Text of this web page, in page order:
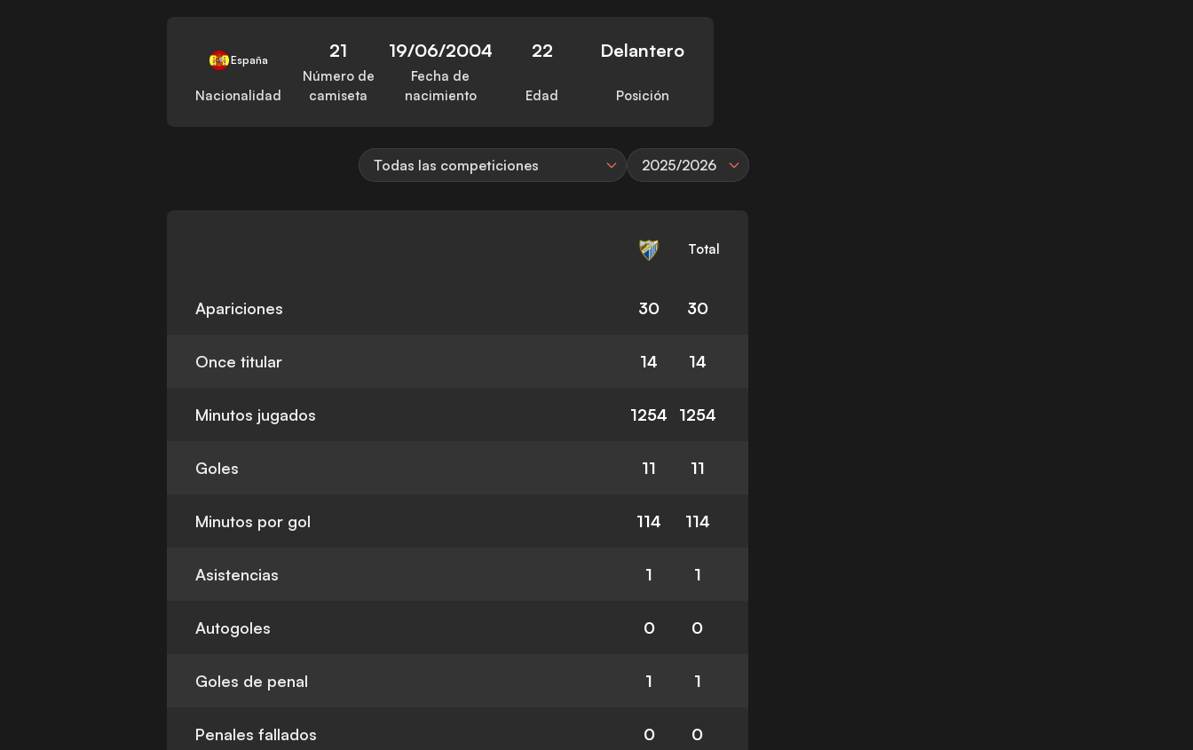
España
Nacionalidad
21
Número de
camiseta
19/06/2004
Fecha de
nacimiento
22
Edad
Delantero
Posición
Todas las competiciones 2025/2026
Total
Apariciones 30 30
Once titular 14 14
Minutos jugados 1254 1254
Goles 11 11
Minutos por gol 114 114
Asistencias 1 1
Autogoles 0 0
Goles de penal 1 1
Penales fallados 0 0